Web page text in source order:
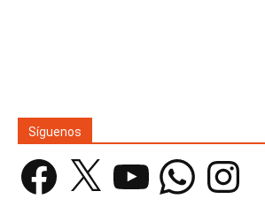
Síguenos
Facebook YouTube WhatsAppInstagram